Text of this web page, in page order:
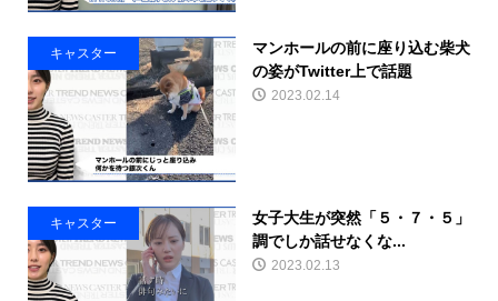
キャスター
マンホールの前に座り込む柴犬
の姿がTwitter上で話題
2023.02.14
キャスター
女子大生が突然「５・７・５」
調でしか話せなくな...
2023.02.13